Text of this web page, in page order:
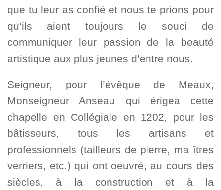
que tu leur as confié et nous te prions pour
qu’ils aient toujours le souci de
communiquer leur passion de la beauté
artistique aux plus jeunes d’entre nous.
Seigneur, pour l’évêque de Meaux,
Monseigneur Anseau qui érigea cette
chapelle en Collégiale en 1202, pour les
bâtisseurs, tous les artisans et
professionnels (tailleurs de pierre, ma îtres
verriers, etc.) qui ont oeuvré, au cours des
siècles, à la construction et à la